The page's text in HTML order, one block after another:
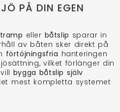
PÅ DIN EGEN
eller båtslip sparar in
av båten sker direkt på
förtöjningsfria hanteringen
vilket förlänger din
bygga båtslip själv
mest kompletta systemet